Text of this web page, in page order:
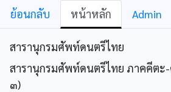
ย้อนกลับ หน้าหลัก Admin
สารานุกรมศัพท์ดนตรีไทย
สารานุกรมศัพท์ดนตรีไทย ภาคคีตะ
๓)